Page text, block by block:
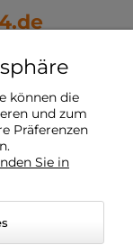
können die
und zum
Präferenzen
Sie in